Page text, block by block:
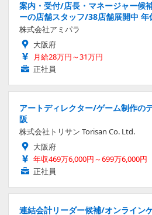
案内・受付/店長・マネージャー候
ーの店舗スタッフ/38店舗展開中 年
株式会社アミパラ
大阪府
月給28万円～31万円
正社員
アートディレクター/ゲーム制作の
阪
株式会社トリサン Torisan Co. Ltd.
大阪府
年収469万6,000円～699万6,000円
正社員
連結会計リーダー候補/オンライン